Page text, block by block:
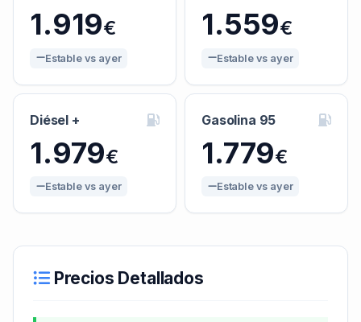
1.919€
Estable vs ayer
1.559€
Estable vs ayer
Diésel +
1.979€
Estable vs ayer
Gasolina 95
1.779€
Estable vs ayer
Precios Detallados